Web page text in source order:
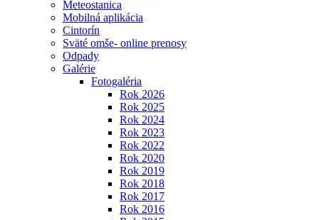
Meteostanica
Mobilná aplikácia
Cintorín
Sväté omše- online prenosy
Odpady
Galérie
Fotogaléria
Rok 2026
Rok 2025
Rok 2024
Rok 2023
Rok 2022
Rok 2020
Rok 2019
Rok 2018
Rok 2017
Rok 2016